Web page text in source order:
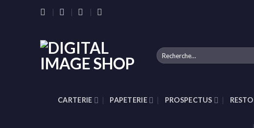
Recherche
pour :
CARTERIE PAPETERIE PROSPECTUS